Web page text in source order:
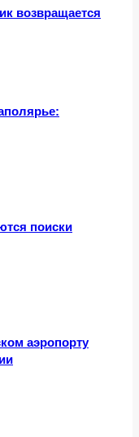
возвращается
поиски
аэропорту